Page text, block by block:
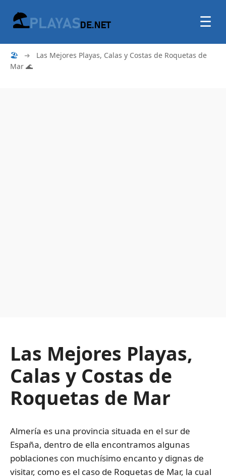
☰
🏖 ➜
Las Mejores Playas, Calas y Costas de Roquetas de
Mar 🌊
Las Mejores Playas,
Calas y Costas de
Roquetas de Mar
Almería es una provincia situada en el sur de
España, dentro de ella encontramos algunas
poblaciones con muchísimo encanto y dignas de
visitar, como es el caso de Roquetas de Mar, la cual